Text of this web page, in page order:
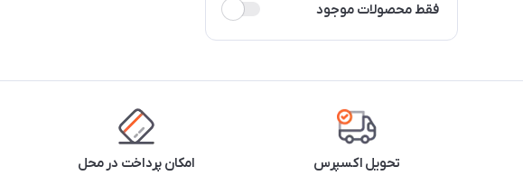
فقط محصولات موجود
تحویل اکسپرس امکان پرداخت در محل